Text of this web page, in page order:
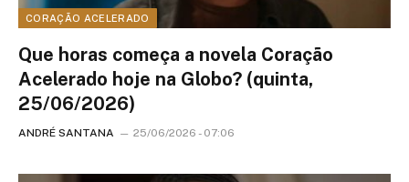
CORAÇÃO ACELERADO
Que horas começa a novela Coração
Acelerado hoje na Globo? (quinta,
25/06/2026)
ANDRÉ SANTANA 25/06/2026 - 07:06